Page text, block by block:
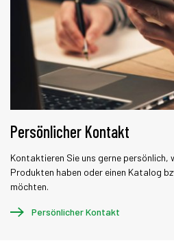
Persönlicher Kontakt
Kontaktieren Sie uns gerne persönlich,
Produkten haben oder einen Katalog
möchten.
Persönlicher Kontakt